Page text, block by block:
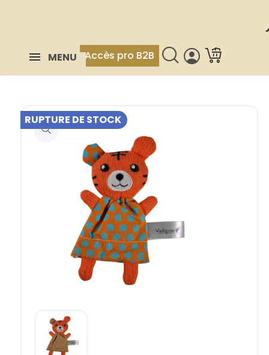
MENU Accès pro B2B
RUPTURE DE STOCK